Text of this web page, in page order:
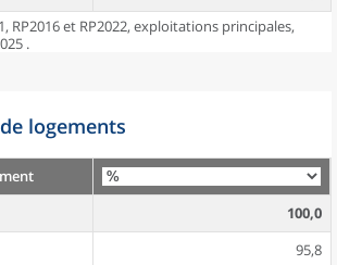
RP2016 et RP2022, exploitations principales,
.
logements
100,0
95,8